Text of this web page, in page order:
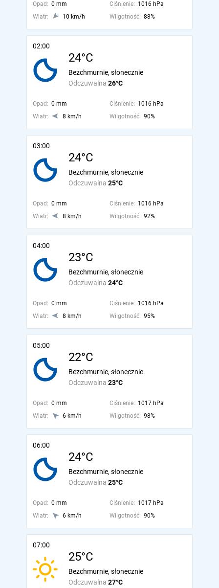
Opad: 0 mm Ciśnienie: 1016 hPa
Wiatr:
10 km/h Wilgotność: 88%
02:00
24°C
Odczuwalna 26°C
Bezchmurnie, słonecznie
Opad: 0 mm Ciśnienie: 1016 hPa
Wiatr:
8 km/h Wilgotność: 90%
03:00
24°C
Odczuwalna 25°C
Bezchmurnie, słonecznie
Opad: 0 mm Ciśnienie: 1016 hPa
Wiatr:
8 km/h Wilgotność: 92%
04:00
23°C
Odczuwalna 24°C
Bezchmurnie, słonecznie
Opad: 0 mm Ciśnienie: 1016 hPa
Wiatr:
8 km/h Wilgotność: 95%
05:00
22°C
Odczuwalna 23°C
Bezchmurnie, słonecznie
Opad: 0 mm Ciśnienie: 1017 hPa
Wiatr:
6 km/h Wilgotność: 98%
06:00
24°C
Odczuwalna 25°C
Bezchmurnie, słonecznie
Opad: 0 mm Ciśnienie: 1017 hPa
Wiatr:
6 km/h Wilgotność: 90%
07:00
25°C
Odczuwalna 27°C
Bezchmurnie, słonecznie